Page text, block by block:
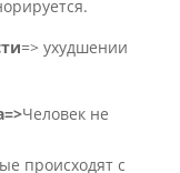
=> ухудшении
>Человек не
происходят с